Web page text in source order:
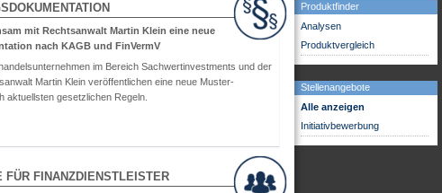
Produktfinder
Analysen
Produktvergleich
Stellenangebote
Alle anzeigen
Initiativbewerbung
mit Rechtsanwalt Martin Klein eine neue
nach KAGB und FinVermV
im Bereich Sachwertinvestments und der
Martin Klein veröffentlichen eine neue Muster-
aktuellsten gesetzlichen Regeln.
FÜR FINANZDIENSTLEISTER